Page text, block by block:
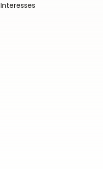
Interesses